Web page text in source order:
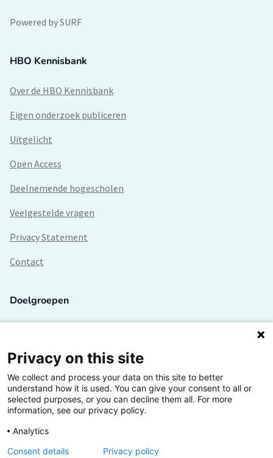
Powered by SURF
HBO Kennisbank
Over de HBO Kennisbank
Eigen onderzoek publiceren
Uitgelicht
Open Access
Deelnemende hogescholen
Veelgestelde vragen
Privacy Statement
Contact
Doelgroepen
Lectoren en onderzoekers
Bedrijven
Hogescholen
Privacy on this site
We collect and process your data on this site to better
understand how it is used. You can give your consent to all or
selected purposes, or you can decline them all. For more
information, see our privacy policy.
Analytics
Consent details
Privacy policy